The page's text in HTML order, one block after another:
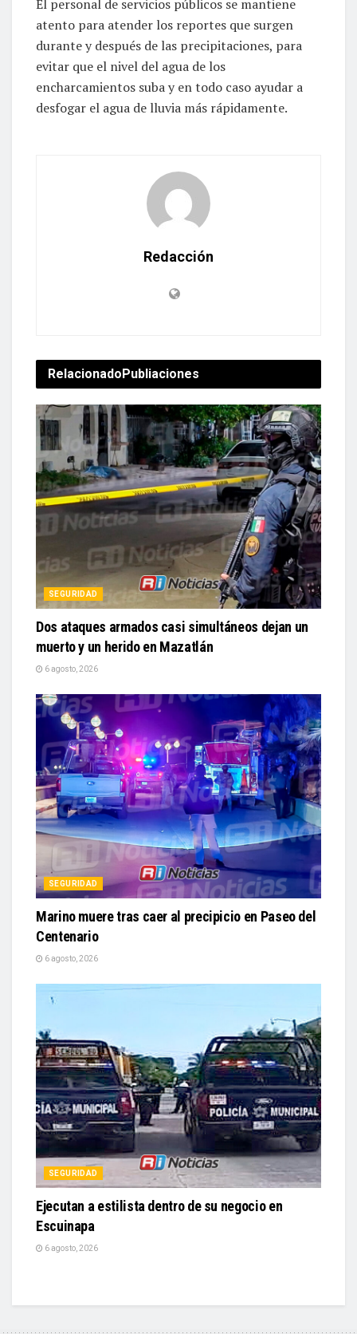
El personal de servicios públicos se mantiene
atento para atender los reportes que surgen
durante y después de las precipitaciones, para
evitar que el nivel del agua de los
encharcamientos suba y en todo caso ayudar a
desfogar el agua de lluvia más rápidamente.
Redacción
RelacionadoPubliaciones
SEGURIDAD
Dos ataques armados casi simultáneos dejan un
muerto y un herido en Mazatlán
6 agosto, 2026
SEGURIDAD
Marino muere tras caer al precipicio en Paseo del
Centenario
6 agosto, 2026
SEGURIDAD
Ejecutan a estilista dentro de su negocio en
Escuinapa
6 agosto, 2026